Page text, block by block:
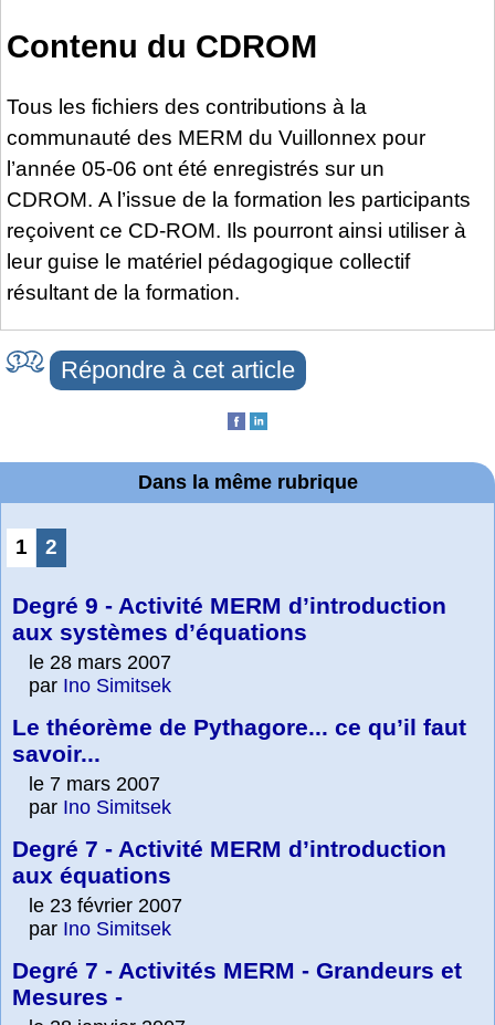
Contenu du CDROM
Tous les fichiers des contributions à la
communauté des MERM du Vuillonnex pour
l’année 05-06 ont été enregistrés sur un
CDROM. A l’issue de la formation les participants
reçoivent ce CD-ROM. Ils pourront ainsi utiliser à
leur guise le matériel pédagogique collectif
résultant de la formation.
Répondre à cet article
Dans la même rubrique
1 2
Degré 9 - Activité MERM d’introduction
aux systèmes d’équations
le 28 mars 2007
par Ino Simitsek
Le théorème de Pythagore... ce qu’il faut
savoir...
le 7 mars 2007
par Ino Simitsek
Degré 7 - Activité MERM d’introduction
aux équations
le 23 février 2007
par Ino Simitsek
Degré 7 - Activités MERM - Grandeurs et
Mesures -